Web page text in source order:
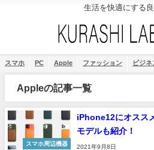
生活を快適にする
スマホ PC Apple ファッション ビジネ
Appleの記事一覧
スマホ周辺機器
iPhone12にオスス
モデルも紹介！
2021年9月8日